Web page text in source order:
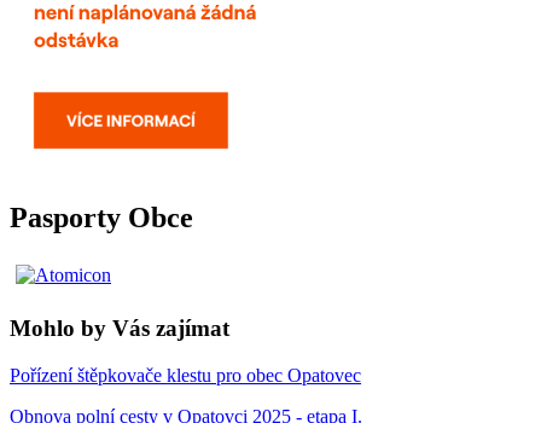
Pasporty Obce
Mohlo by Vás zajímat
Pořízení štěpkovače klestu pro obec Opatovec
Obnova polní cesty v Opatovci 2025 - etapa I.